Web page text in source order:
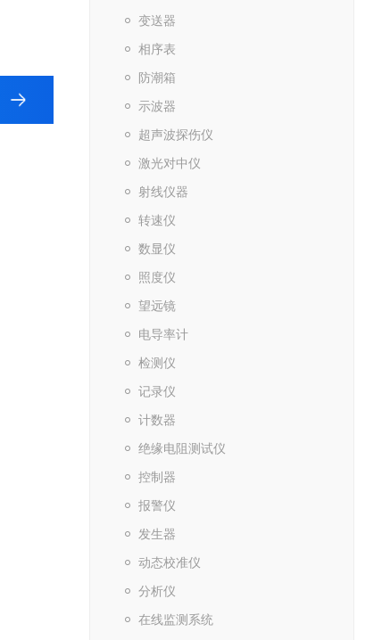
变送器
相序表
防潮箱
示波器
超声波探伤仪
激光对中仪
射线仪器
转速仪
数显仪
照度仪
望远镜
电导率计
检测仪
记录仪
计数器
绝缘电阻测试仪
控制器
报警仪
发生器
动态校准仪
分析仪
在线监测系统